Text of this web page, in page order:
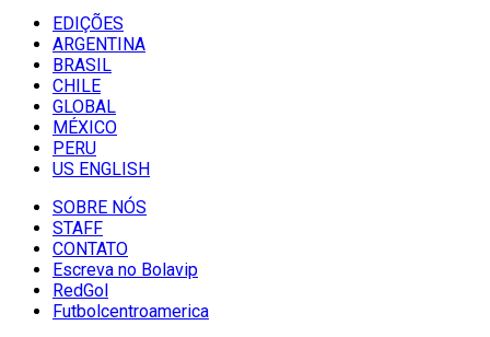
EDIÇÕES
ARGENTINA
BRASIL
CHILE
GLOBAL
MÉXICO
PERU
US ENGLISH
SOBRE NÓS
STAFF
CONTATO
Escreva no Bolavip
RedGol
Futbolcentroamerica